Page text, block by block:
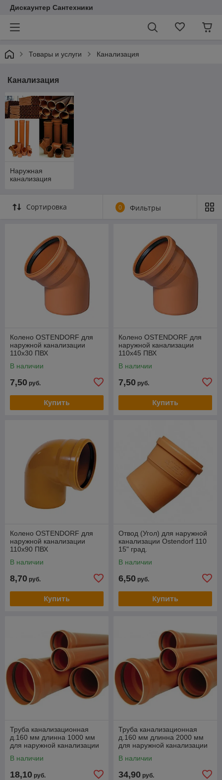
Дискаунтер Сантехники
Товары и услуги Канализация
Канализация
Наружная
канализация
Сортировка 0 Фильтры
Колено OSTENDORF для
наружной канализации
110х30 ПВХ
В наличии
7,50 руб.
Купить
Колено OSTENDORF для
наружной канализации
110х45 ПВХ
В наличии
7,50 руб.
Купить
Колено OSTENDORF для
наружной канализации
110х90 ПВХ
В наличии
8,70 руб.
Купить
Отвод (Угол) для наружной
канализации Ostendorf 110
15" град.
В наличии
6,50 руб.
Купить
Труба канализационная
д.160 мм длинна 1000 мм
для наружной канализации
В наличии
18,10 руб.
Труба канализационная
д.160 мм длинна 2000 мм
для наружной канализации
В наличии
34,90 руб.